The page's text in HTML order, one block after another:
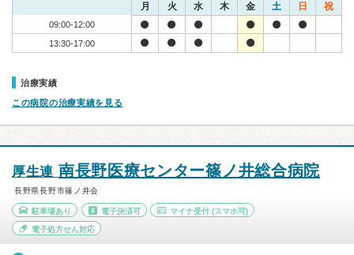
月 火 水 木 金 土 日 祝
09:00-12:00
13:30-17:00
治療実績
この病院の治療実績を見る
厚生連 南長野医療センター篠ノ井総合病院
長野県長野市篠ノ井会
駐車場あり 電子決済可 マイナ受付 (スマホ可)
電子処方せん対応